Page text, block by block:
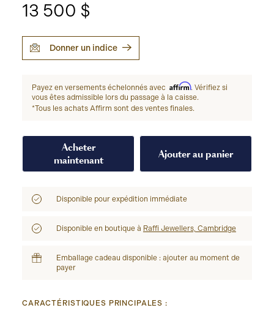
13 500 $
Donner un indice
Payez en versements échelonnés avec Affirm. Vérifiez si
vous êtes admissible lors du passage à la caisse.
*Tous les achats Affirm sont des ventes finales.
Acheter
maintenant
Ajouter au panier
Disponible pour expédition immédiate
Disponible en boutique à Raffi Jewellers, Cambridge
Emballage cadeau disponible : ajouter au moment de
payer
CARACTÉRISTIQUES PRINCIPALES :